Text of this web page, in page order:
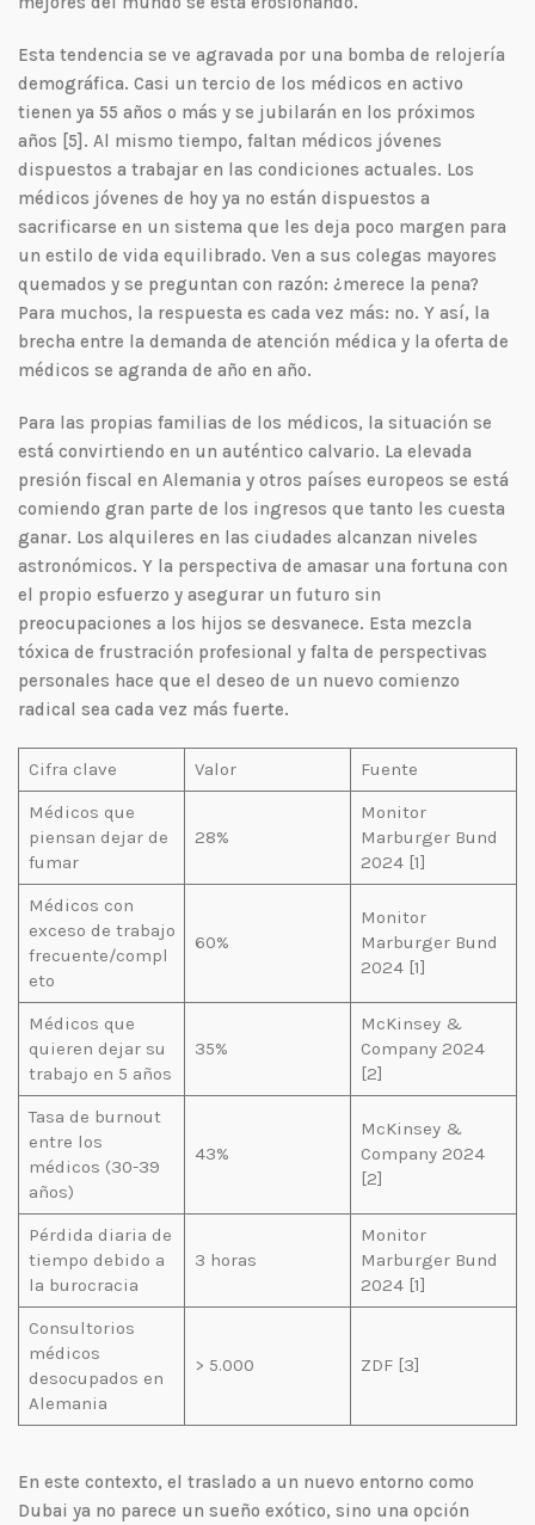
Esta tendencia se ve agravada por una bomba de relojería
demográfica. Casi un tercio de los médicos en activo
tienen ya 55 años o más y se jubilarán en los próximos
años [5]. Al mismo tiempo, faltan médicos jóvenes
dispuestos a trabajar en las condiciones actuales. Los
médicos jóvenes de hoy ya no están dispuestos a
sacrificarse en un sistema que les deja poco margen para
un estilo de vida equilibrado. Ven a sus colegas mayores
quemados y se preguntan con razón: ¿merece la pena?
Para muchos, la respuesta es cada vez más: no. Y así, la
brecha entre la demanda de atención médica y la oferta de
médicos se agranda de año en año.
Para las propias familias de los médicos, la situación se
está convirtiendo en un auténtico calvario. La elevada
presión fiscal en Alemania y otros países europeos se está
comiendo gran parte de los ingresos que tanto les cuesta
ganar. Los alquileres en las ciudades alcanzan niveles
astronómicos. Y la perspectiva de amasar una fortuna con
el propio esfuerzo y asegurar un futuro sin
preocupaciones a los hijos se desvanece. Esta mezcla
tóxica de frustración profesional y falta de perspectivas
personales hace que el deseo de un nuevo comienzo
radical sea cada vez más fuerte.
Cifra clave Valor
Fuente
Médicos que
piensan dejar de
fumar
28%
Monitor
Marburger Bund
2024 [1]
Médicos con
exceso de trabajo
frecuente/compl
eto
60%
Monitor
Marburger Bund
2024 [1]
Médicos que
quieren dejar su
trabajo en 5 años
35%
McKinsey &
Company 2024
[2]
Tasa de burnout
entre los
médicos (30-39
años)
43%
McKinsey &
Company 2024
[2]
Pérdida diaria de
tiempo debido a
la burocracia
3 horas
Monitor
Marburger Bund
2024 [1]
Consultorios
médicos
desocupados en
Alemania
> 5.000 ZDF [3]
En este contexto, el traslado a un nuevo entorno como
Dubai ya no parece un sueño exótico, sino una opción